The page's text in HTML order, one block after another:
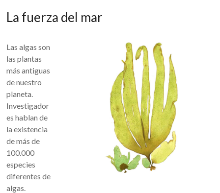
La fuerza del mar
Las algas son
las plantas
más antiguas
de nuestro
planeta.
Investigador
es hablan de
la existencia
de más de
100.000
especies
diferentes de
algas.